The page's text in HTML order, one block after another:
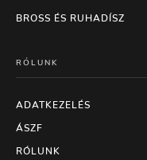
BROSS ÉS RUHADÍSZ
RÓLUNK
ADATKEZELÉS
ÁSZF
RÓLUNK